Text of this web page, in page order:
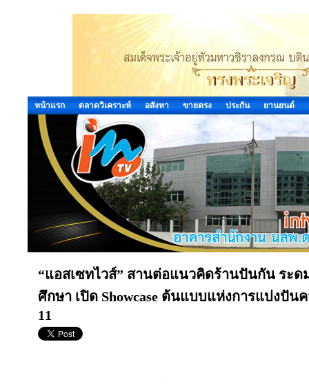
หน้าแรก ตลาดวิเคราะห์ อสังหา ขายตรง ประกัน ยานยนต์
“แอสเซทไวส์” สานต่อแนวคิดร้านปันกัน ระ
ศึกษา เปิด Showcase ต้นแบบแห่งการแบ่งปั
11